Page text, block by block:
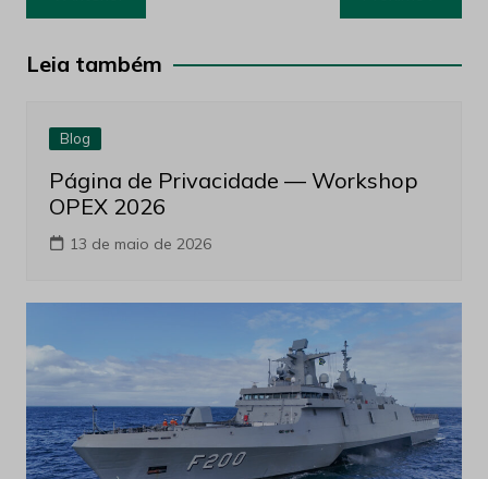
de
Post
Leia também
Blog
Página de Privacidade — Workshop
OPEX 2026
13 de maio de 2026